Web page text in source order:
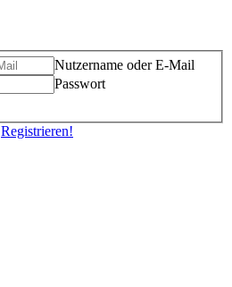
Nutzername oder E-Mail
Passwort
Registrieren!